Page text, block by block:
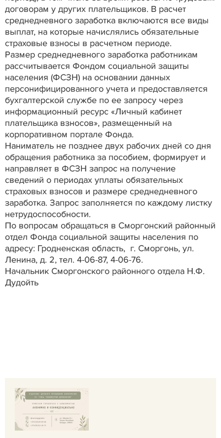
договорам у других плательщиков. В расчет
среднедневного заработка включаются все виды
выплат, на которые начислялись обязательные
страховые взносы в расчетном периоде.
Размер среднедневного заработка работникам
рассчитывается Фондом социальной защиты
населения (ФСЗН) на основании данных
персонифицированного учета и предоставляется
бухгалтерской службе по ее запросу через
информационный ресурс «Личный кабинет
плательщика взносов», размещенный на
корпоративном портале Фонда.
Наниматель не позднее двух рабочих дней со дня
обращения работника за пособием, формирует и
направляет в ФСЗН запрос на получение
сведений о периодах уплаты обязательных
страховых взносов и размере среднедневного
заработка. Запрос заполняется по каждому листку
нетрудоспособности.
По вопросам обращаться в Сморгонский районный
отдел Фонда социальной защиты населения по
адресу: Гродненская область, г. Сморгонь, ул.
Ленина, д. 2, тел. 4-06-87, 4-06-76.
Начальник Сморгонского районного отдела Н.Ф.
Дудойть